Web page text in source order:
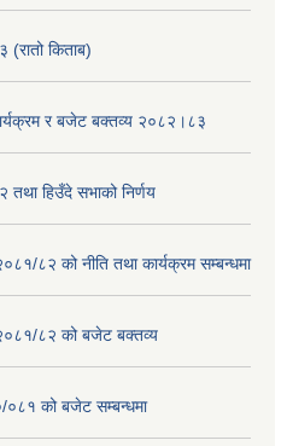
किताब)
र बजेट बक्तव्य २०८२।८३
हिउँदे सभाको निर्णय
८२ को नीति तथा कार्यक्रम सम्बन्धमा
२०८१/८२ को बजेट बक्तव्य
को बजेट सम्बन्धमा